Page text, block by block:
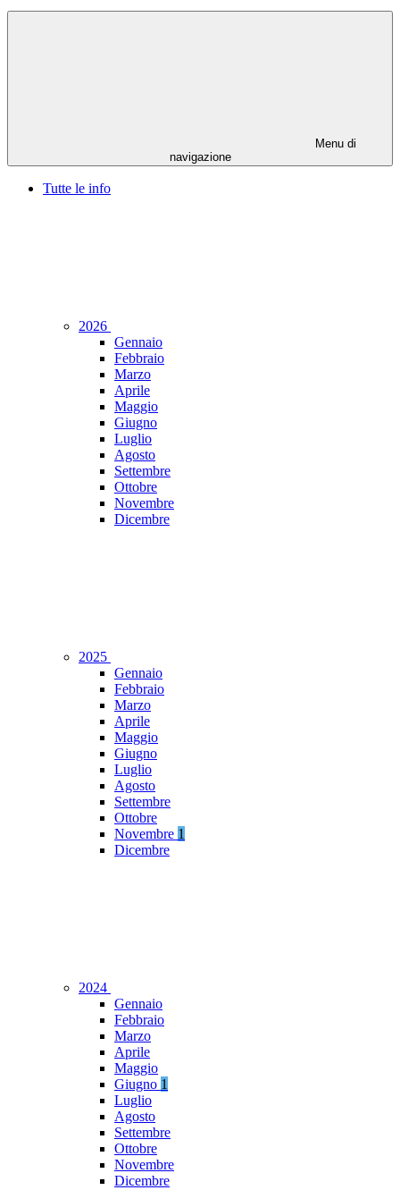
Menu di
navigazione
Tutte le info
2026
Gennaio
Febbraio
Marzo
Aprile
Maggio
Giugno
Luglio
Agosto
Settembre
Ottobre
Novembre
Dicembre
2025
Gennaio
Febbraio
Marzo
Aprile
Maggio
Giugno
Luglio
Agosto
Settembre
Ottobre
Novembre 1
Dicembre
2024
Gennaio
Febbraio
Marzo
Aprile
Maggio
Giugno 1
Luglio
Agosto
Settembre
Ottobre
Novembre
Dicembre